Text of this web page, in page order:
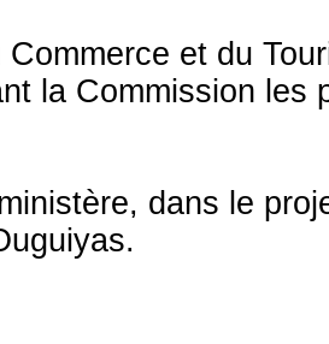
et du
la Commission les
dans le